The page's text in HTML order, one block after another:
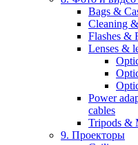
Bags &
Cleaning
Flashes &
Lenses &
Power
cables
Tripods &
9. Проекторы